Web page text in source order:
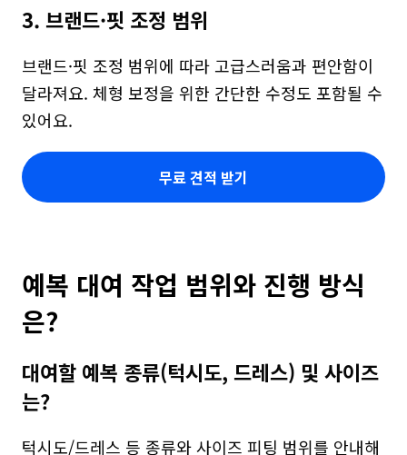
3. 브랜드·핏 조정 범위
브랜드·핏 조정 범위에 따라 고급스러움과 편안함이
달라져요. 체형 보정을 위한 간단한 수정도 포함될 수
있어요.
무료 견적 받기
예복 대여 작업 범위와 진행 방식
은?
대여할 예복 종류(턱시도, 드레스) 및 사이즈
는?
턱시도/드레스 등 종류와 사이즈 피팅 범위를 안내해